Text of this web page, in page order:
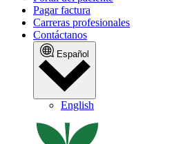
Pagar factura
Carreras profesionales
Contáctanos
Español
English